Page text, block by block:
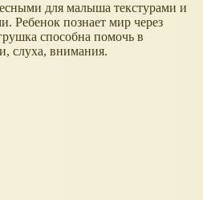
для малыша текстурами и
Ребенок познает мир через
способна помочь в
слуха, внимания.